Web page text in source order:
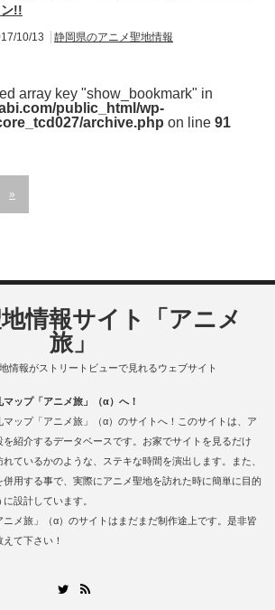
!!
10/13 静岡県のアニメ聖地情報
array key "show_bookmark" in
public_html/wp-
archive.php on line 91
»
情報サイト「アニメ
旅」
情報がストリートビューで見れるウェブサイト
ップ「アニメ旅」（α）へ！
マップ「アニメ旅」（α）のサイトへ！このサイトは、ア
を紹介するデータベースです。お家でサイトを見るだけ
ているかのような、ステキな時間を演出します。また、
用する事で、実際にアニメ聖地を訪れた時に簡単に目的
設計しています。
メ旅」（α）のサイトはまだまだ制作途上です。是非皆
て下さい！
Twitter